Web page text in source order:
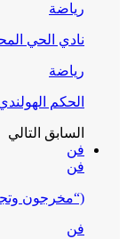
رياضة
نادي الحي
رياضة
الحكم
السابق التالي
فن
فن
(“مخرجون
فن